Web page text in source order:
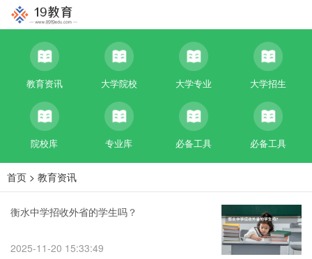
教育资讯 大学院校 大学专业 大学招生
院校库 专业库 必备工具 必备工具
首页 > 教育资讯
衡水中学招收外省的学生吗？
2025-11-20 15:33:49